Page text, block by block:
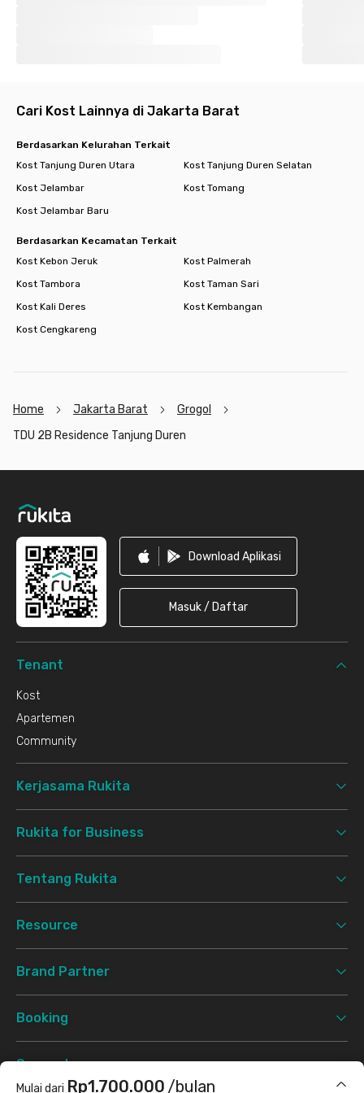
Mulai dari Rp1.700.000 /bulan
Cari Kost Lainnya di Jakarta Barat
Berdasarkan Kelurahan Terkait
Kost Tanjung Duren Utara
Kost Tanjung Duren Selatan
Kost Jelambar
Kost Tomang
Kost Jelambar Baru
Berdasarkan Kecamatan Terkait
Kost Kebon Jeruk
Kost Palmerah
Kost Tambora
Kost Taman Sari
Kost Kali Deres
Kost Kembangan
Kost Cengkareng
Home Jakarta Barat
Grogol
TDU 2B Residence Tanjung Duren
Download Aplikasi
Masuk / Daftar
Tenant
Kost
Apartemen
Community
Kerjasama Rukita
Rukita for Business
Tentang Rukita
Resource
Brand Partner
Booking
Support